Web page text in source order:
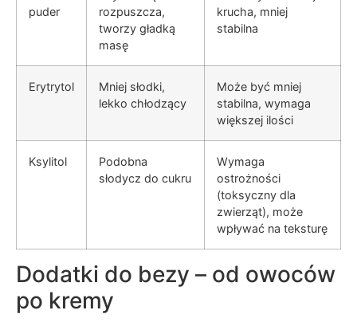
puder
rozpuszcza,
tworzy gładką
masę
krucha, mniej
stabilna
Erytrytol
Mniej słodki,
lekko chłodzący
Może być mniej
stabilna, wymaga
większej ilości
Ksylitol
Podobna
słodycz do cukru
Wymaga
ostrożności
(toksyczny dla
zwierząt), może
wpływać na teksturę
Dodatki do bezy – od owoców
po kremy